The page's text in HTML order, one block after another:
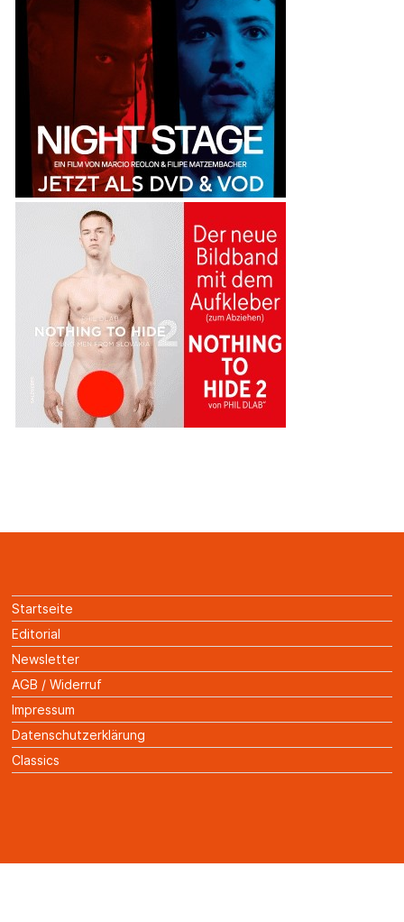
Startseite
Editorial
Newsletter
AGB / Widerruf
Impressum
Datenschutzerklärung
Classics